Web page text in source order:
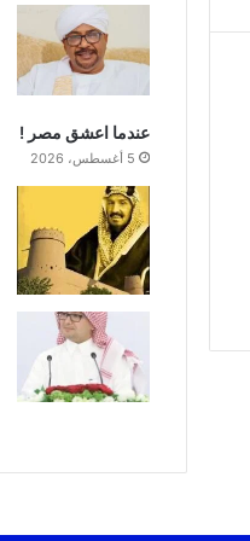
عندما اعشق مصر !
5 أغسطس، 2026